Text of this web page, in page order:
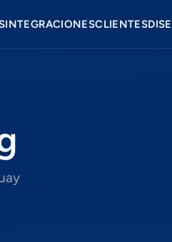
INTEGRACIONESCLIENTES